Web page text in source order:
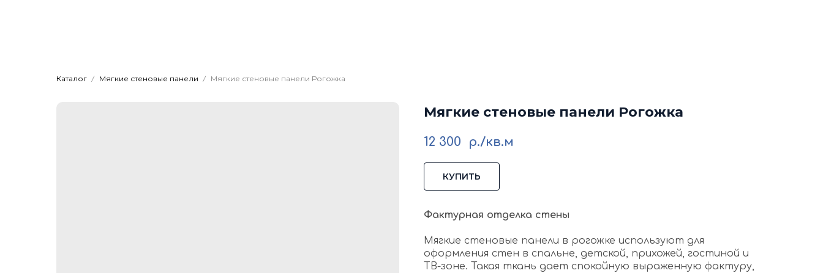
Каталог Мягкие стеновые панели Мягкие стеновые панели Рогожка
Мягкие стеновые панели Рогожка
12 300 р./кв.м
КУПИТЬ
Фактурная отделка стены
Мягкие стеновые панели в рогожке используют для
оформления стен в спальне, детской, прихожей, гостиной и
ТВ-зоне. Такая ткань дает спокойную выраженную фактуру,